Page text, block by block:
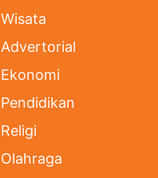
Wisata
Advertorial
Ekonomi
Pendidikan
Religi
Olahraga